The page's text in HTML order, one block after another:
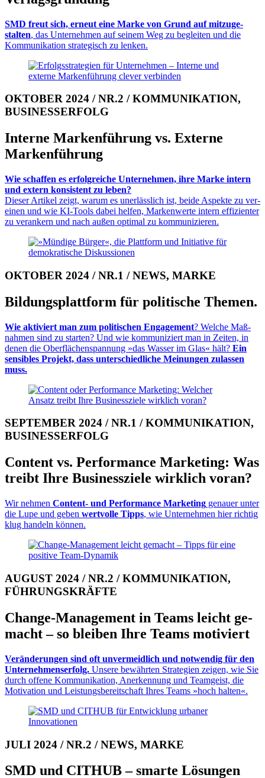
SMD freut sich, erneut eine Marke von Grund auf mit­zu­ge­
stalten, das Un­ter­nehmen auf seinem Weg zu be­gleiten und die
Kom­mu­ni­kation stra­te­gisch zu lenken.
OKTOBER 2024 / NR.2 / KOMMUNIKATION,
BUSINESSERFOLG
Interne Markenführung vs. Externe
Markenführung
Wie schaffen es erfolgreiche Unternehmen, ihre Marke intern
und extern konsistent zu leben?
Dieser Artikel zeigt, warum es un­er­läss­lich ist, beide Aspekte zu ver­
einen und wie KI-Tools dabei helfen, Mar­ken­werte intern ef­fi­zienter
zu verankern und nach außen opti­mal zu kom­mu­ni­zieren.
OKTOBER 2024 / NR.1 / NEWS, MARKE
Bildungs­plattform für politische Themen.
Wie aktiviert man zum po­l­iti­schen En­gagement? Welche Maß­
nahmen sind zu starten? Und wie kommuniziert man in Zeiten, in
denen die Ober­flä­chen­span­nung »das Wasser im Glas« hält? Ein
sensibles Projekt, dass un­ter­schied­liche Meinungen zu­las­sen
muss.
SEPTEMBER 2024 / NR.1 / KOMMUNIKATION,
BUSINESSERFOLG
Content vs. Perfor­mance Marketing: Was
treibt Ihre Businessziele wirklich voran?
Wir nehmen Content- und Per­for­mance Mar­ke­ting genauer unter
die Lupe und geben wertvolle Tipps, wie Un­ter­neh­men hier richtig
klug handeln können.
AUGUST 2024 / NR.2 / KOMMUNIKATION,
FÜHRUNGSKRÄFTE
Change-Management in Teams leicht ge­
macht – so bleiben Ihre Teams motiviert
Veränderungen sind oft un­ver­meid­lich und not­wen­dig für den
Un­ter­neh­mens­erfolg. Unsere bewährten Stra­te­gien zeigen, wie Sie
durch offene Kom­mu­ni­ka­tion, An­er­ken­nung und Team­geist, die
Mo­ti­va­tion und Leis­tungs­be­reit­schaft Ihres Teams »hoch halten«.
JULI 2024 / NR.2 / NEWS, MARKE
SMD und CITHUB – smarte Lösungen